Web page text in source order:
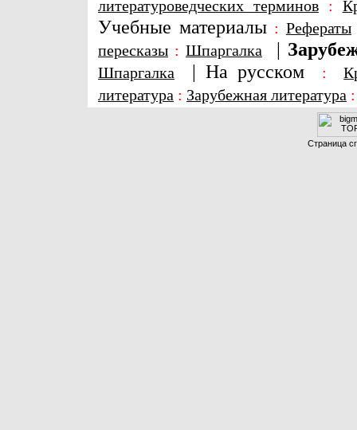
литературоведческих терминов:
Учебные материалы : Рефераты
пересказы : Шпаргалка |
Шпаргалка | На русском :
литература : Зарубежная литература
Страница